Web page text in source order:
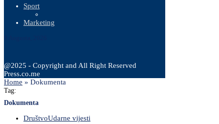
Sport
Marketing
@2025 - Copyright and All Right Reserved
Press.co.me
Home » Dokumenta
Tag:
Dokumenta
DruštvoUdarne vijesti